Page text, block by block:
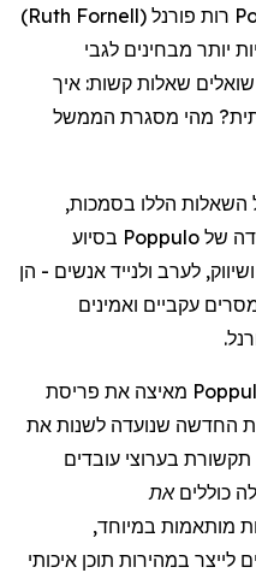
רות פורנל (
Ruth Fornell
)
יותר מבחינים לגבי
שואלים שאלות קשות: איך
? מהי מסגרת הממשל
השאלות הללו בסמכות,
של Poppulo בסיוע
ושיווק, לערב ולנייד אנשים - הן
עקביים ואמינים
.
מאיצה את פריסת
החדשה שנועדה לשנות את
תקשורת בערוצי עובדים
כוללים את
מותאמות במיוחד,
לייצר במהירות תוכן איכותי